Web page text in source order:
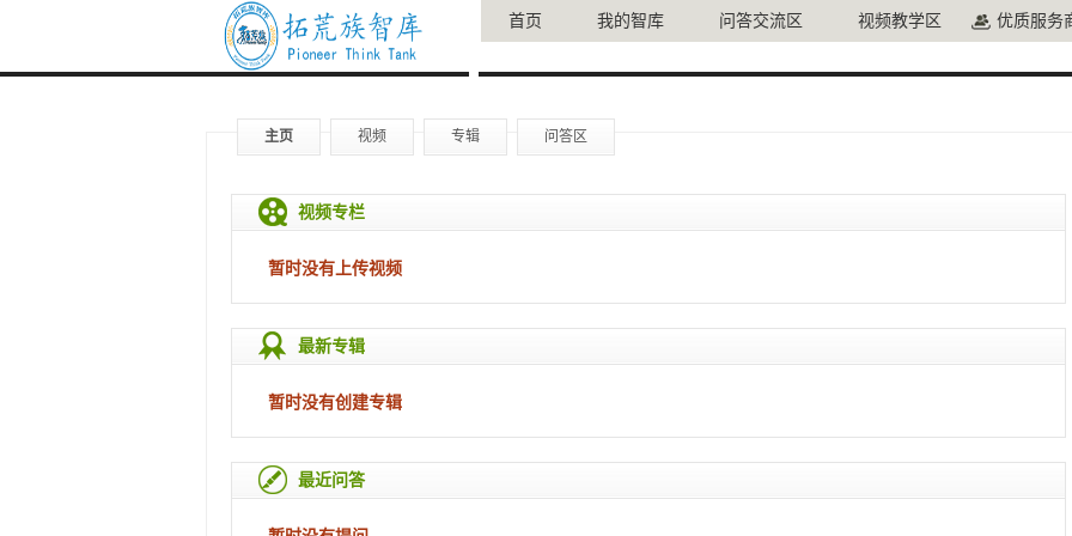
首页 我的智库 问答交流区 视频教学区 优质服务
主页 视频 专辑 问答区
视频专栏
暂时没有上传视频
最新专辑
暂时没有创建专辑
最近问答